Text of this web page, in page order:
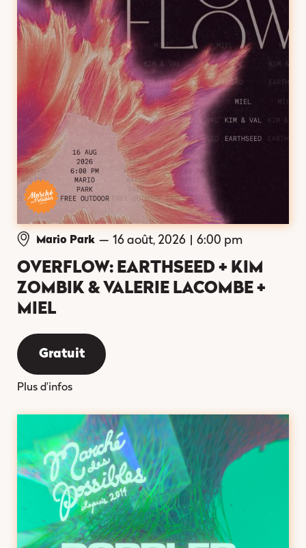
Mario Park — 16 août, 2026 6:00 pm
OVERFLOW: EARTHSEED + KIM
ZOMBIK & VALERIE LACOMBE +
MIEL
Gratuit
Plus d'infos